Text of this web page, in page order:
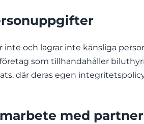
inte och lagrar inte känsliga
som tillhandahåller
där deras egen
med